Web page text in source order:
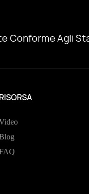
Conforme Agli
RISORSA